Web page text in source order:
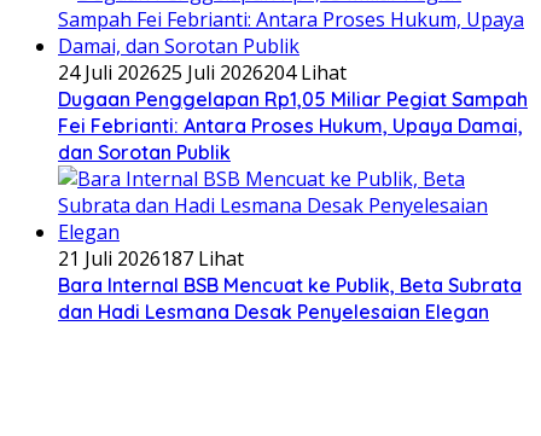
24 Juli 202625 Juli 2026204 Lihat
Dugaan Penggelapan Rp1,05 Miliar Pegiat Sampah
Fei Febrianti: Antara Proses Hukum, Upaya Damai,
dan Sorotan Publik
21 Juli 2026187 Lihat
Bara Internal BSB Mencuat ke Publik, Beta Subrata
dan Hadi Lesmana Desak Penyelesaian Elegan